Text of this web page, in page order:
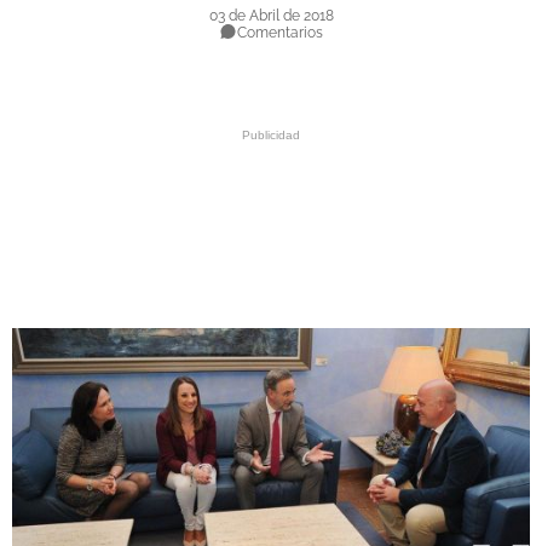
VENTANA CIUDADANA
NECROLÓGICAS
GALERÍAS
03 de Abril de 2018
Comentarios